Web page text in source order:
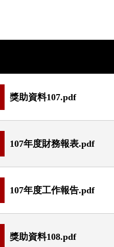
獎助資料107.pdf
107年度財務報表.pdf
107年度工作報告.pdf
獎助資料108.pdf